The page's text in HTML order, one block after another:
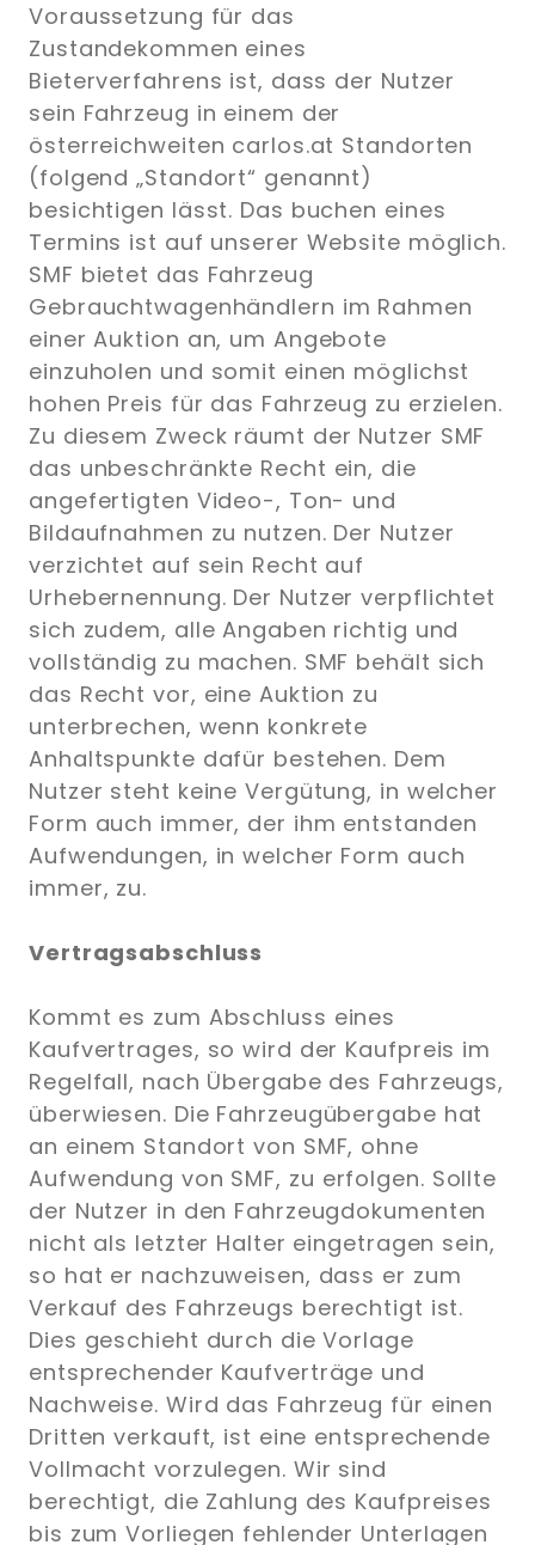
Voraussetzung für das
Zustandekommen eines
Bieterverfahrens ist, dass der Nutzer
sein Fahrzeug in einem der
österreichweiten carlos.at Standorten
(folgend „Standort“ genannt)
besichtigen lässt. Das buchen eines
Termins ist auf unserer Website möglich.
SMF bietet das Fahrzeug
Gebrauchtwagenhändlern im Rahmen
einer Auktion an, um Angebote
einzuholen und somit einen möglichst
hohen Preis für das Fahrzeug zu erzielen.
Zu diesem Zweck räumt der Nutzer SMF
das unbeschränkte Recht ein, die
angefertigten Video-, Ton- und
Bildaufnahmen zu nutzen. Der Nutzer
verzichtet auf sein Recht auf
Urhebernennung. Der Nutzer verpflichtet
sich zudem, alle Angaben richtig und
vollständig zu machen. SMF behält sich
das Recht vor, eine Auktion zu
unterbrechen, wenn konkrete
Anhaltspunkte dafür bestehen. Dem
Nutzer steht keine Vergütung, in welcher
Form auch immer, der ihm entstanden
Aufwendungen, in welcher Form auch
immer, zu.
Vertragsabschluss
Kommt es zum Abschluss eines
Kaufvertrages, so wird der Kaufpreis im
Regelfall, nach Übergabe des Fahrzeugs,
überwiesen. Die Fahrzeugübergabe hat
an einem Standort von SMF, ohne
Aufwendung von SMF, zu erfolgen. Sollte
der Nutzer in den Fahrzeugdokumenten
nicht als letzter Halter eingetragen sein,
so hat er nachzuweisen, dass er zum
Verkauf des Fahrzeugs berechtigt ist.
Dies geschieht durch die Vorlage
entsprechender Kaufverträge und
Nachweise. Wird das Fahrzeug für einen
Dritten verkauft, ist eine entsprechende
Vollmacht vorzulegen. Wir sind
berechtigt, die Zahlung des Kaufpreises
bis zum Vorliegen fehlender Unterlagen